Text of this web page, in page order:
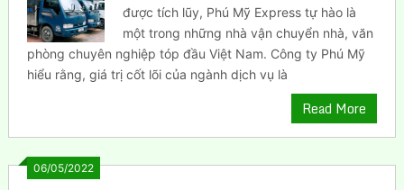
được tích lũy, Phú Mỹ Express tự hào là
một trong những nhà vận chuyển nhà, văn
phòng chuyên nghiệp tóp đầu Việt Nam. Công ty Phú Mỹ
hiểu rằng, giá trị cốt lõi của ngành dịch vụ là
Read More
06/05/2022